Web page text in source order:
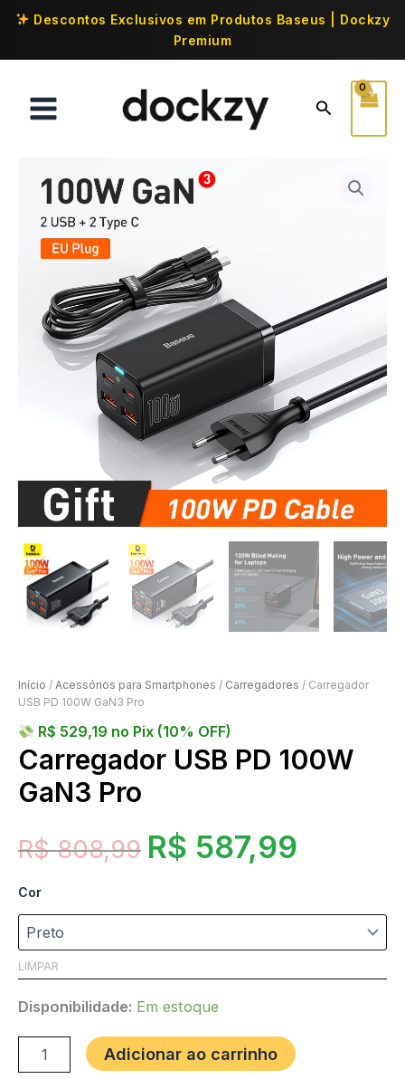
Descontos Exclusivos em Produtos Baseus | Dockzy
Premium
Início / Acessórios para Smartphones / Carregadores / Carregador
USB PD 100W GaN3 Pro
R$ 529,19 no Pix (10% OFF)
Carregador USB PD 100W
GaN3 Pro
R$808,99 R$ 587,99
Cor
LIMPAR
Disponibilidade: Em estoque
Adicionar ao carrinho